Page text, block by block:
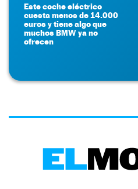
Este coche eléctrico
cuesta menos de 14.000
euros y tiene algo que
muchos BMW ya no
ofrecen